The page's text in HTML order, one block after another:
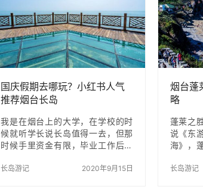
等……安
大家修
方。 在
不过现
于景区
上人家
国庆假期去哪玩？小红书人气
推荐烟台长岛
我是在烟台上的大学，在学校的时
候就听学长说长岛值得一去，但那
时候手里资金有限，毕业工作后手
不敢出去玩，憋了半年决定冒险出
长岛游记 2020年9月15日
烟台蓬
略
蓬莱之
说《东
海》，
说之奇
长岛游记